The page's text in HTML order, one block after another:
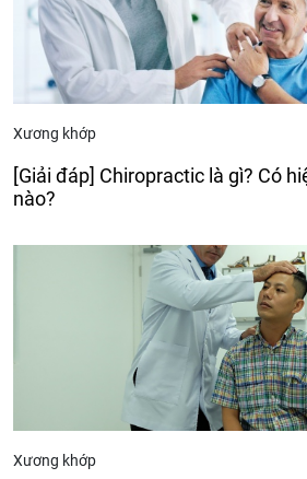
Xương khớp
[Giải đáp] Chiropractic là gì? Có
nào?
Xương khớp